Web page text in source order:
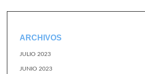
ARCHIVOS
JULIO 2023
JUNIO 2023